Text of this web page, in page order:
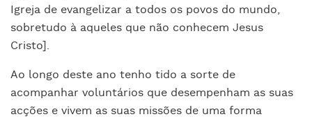
Igreja de evangelizar a todos os povos do mundo,
sobretudo à aqueles que não conhecem Jesus
Cristo].
Ao longo deste ano tenho tido a sorte de
acompanhar voluntários que desempenham as suas
acções e vivem as suas missões de uma forma